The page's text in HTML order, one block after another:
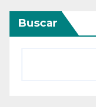
Buscar